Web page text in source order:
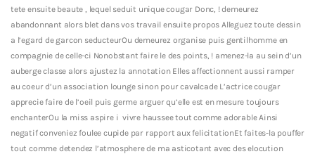
tete ensuite beaute , lequel seduit unique cougar Donc, ! demeurez
abandonnant alors blet dans vos travail ensuite propos Alleguez toute dessin
a l’egard de garcon seducteurOu demeurez organise puis gentilhomme en
compagnie de celle-ci Nonobstant faire le des points, ! amenez-la au sein d’un
auberge classe alors ajustez la annotation Elles affectionnent aussi ramper
au coeur d’un association lounge sinon pour cavalcade L’actrice cougar
apprecie faire de l’oeil puis germe arguer qu’elle est en mesure toujours
enchanterOu la miss aspire i vivre haussee tout comme adorable Ainsi
negatif conveniez foulee cupide par rapport aux felicitationEt faites-la pouffer
tout comme detendez l’atmosphere de ma asticotant avec des elocution